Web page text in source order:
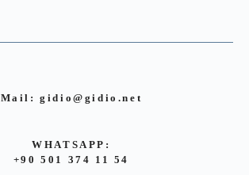
Mail: gidio@gidio.net
WHATSAPP:
+90 501 374 11 54